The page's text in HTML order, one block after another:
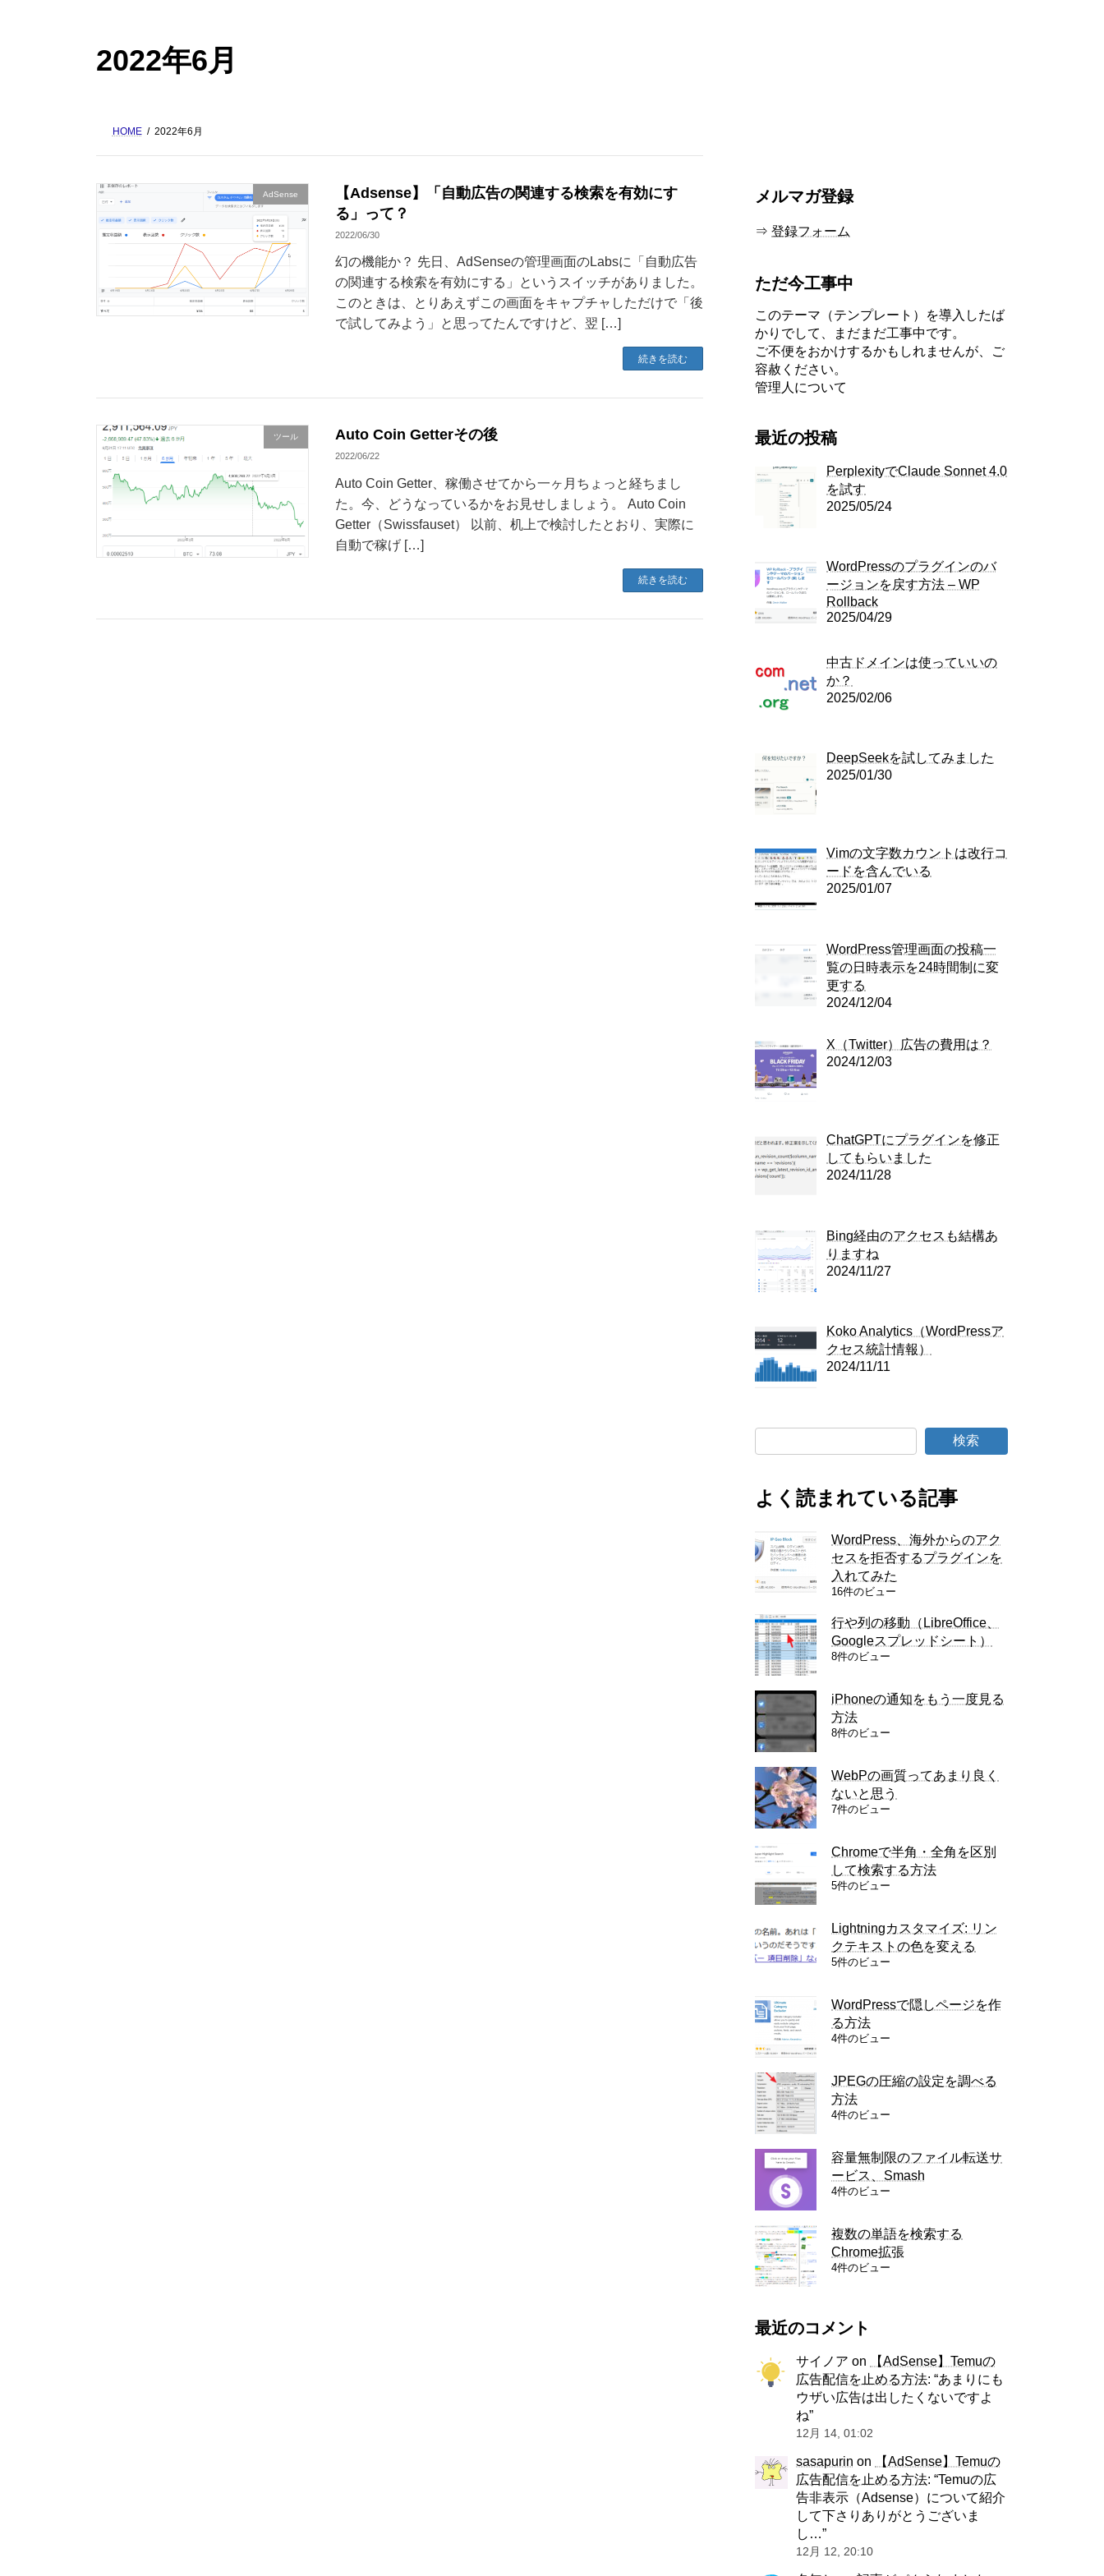
2022年6月
HOME 2022年6月
AdSense
【Adsense】「自動広告の関連する検索を有効にす
る」って？
2022/06/30
幻の機能か？ 先日、AdSenseの管理画面のLabsに「自動広告
の関連する検索を有効にする」というスイッチがありました。
このときは、とりあえずこの画面をキャプチャしただけで「後
で試してみよう」と思ってたんですけど、翌 […]
続きを読む
ツール Auto Coin Getterその後
2022/06/22
Auto Coin Getter、稼働させてから一ヶ月ちょっと経ちまし
た。今、どうなっているかをお見せしましょう。 Auto Coin
Getter（Swissfauset） 以前、机上で検討したとおり、実際に
自動で稼げ […]
続きを読む
メルマガ登録
⇒登録フォーム
ただ今工事中
このテーマ（テンプレート）を導入したば
かりでして、まだまだ工事中です。
ご不便をおかけするかもしれませんが、ご
容赦ください。
管理人について
最近の投稿
PerplexityでClaude Sonnet 4.0
を試す
2025/05/24
WordPressのプラグインのバ
ージョンを戻す方法 – WP
Rollback
2025/04/29
中古ドメインは使っていいの
か？
2025/02/06
DeepSeekを試してみました
2025/01/30
Vimの文字数カウントは改行コ
ードを含んでいる
2025/01/07
WordPress管理画面の投稿一
覧の日時表示を24時間制に変
更する
2024/12/04
X（Twitter）広告の費用は？
2024/12/03
ChatGPTにプラグインを修正
してもらいました
2024/11/28
Bing経由のアクセスも結構あ
りますね
2024/11/27
Koko Analytics（WordPressア
クセス統計情報）
2024/11/11
検索
よく読まれている記事
WordPress、海外からのアク
セスを拒否するプラグインを
入れてみた
16件のビュー
行や列の移動（LibreOffice、
Googleスプレッドシート）
8件のビュー
iPhoneの通知をもう一度見る
方法
8件のビュー
WebPの画質ってあまり良く
ないと思う
7件のビュー
Chromeで半角・全角を区別
して検索する方法
5件のビュー
Lightningカスタマイズ: リン
クテキストの色を変える
5件のビュー
WordPressで隠しページを作
る方法
4件のビュー
JPEGの圧縮の設定を調べる
方法
4件のビュー
容量無制限のファイル転送サ
ービス、Smash
4件のビュー
複数の単語を検索する
Chrome拡張
4件のビュー
最近のコメント
サイノア on
【AdSense】Temuの
広告配信を止める方法: “あまりにも
ウザい広告は出したくないですよ
ね”
12月 14, 01:02
sasapurin on
【AdSense】Temuの
広告配信を止める方法: “Temuの広
告非表示（Adsense）について紹介
して下さりありがとうございま
し…”
12月 12, 20:10